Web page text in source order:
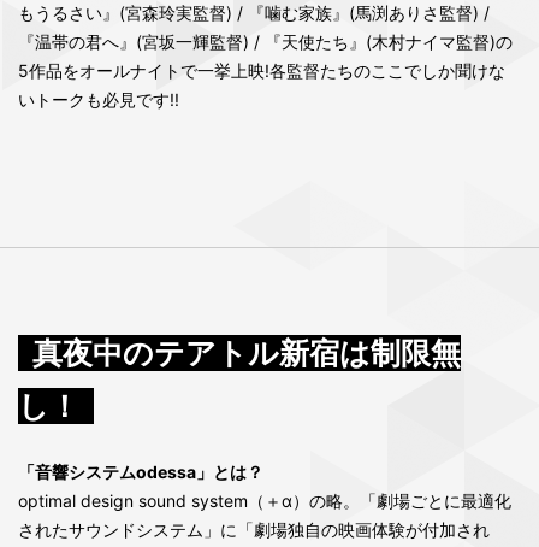
もうるさい』(宮森玲実監督) / 『噛む家族』(馬渕ありさ監督) /
『温帯の君へ』(宮坂一輝監督) / 『天使たち』(木村ナイマ監督)の
5作品をオールナイトで一挙上映!各監督たちのここでしか聞けな
いトークも必見です!!
真夜中のテアトル新宿は制限無
し！
「音響システムodessa」とは？
optimal design sound system（＋α）の略。「劇場ごとに最適化
されたサウンドシステム」に「劇場独自の映画体験が付加され